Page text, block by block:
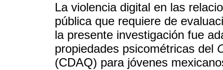
La violencia digital en las
pública que requiere de
la presente investigación fue
propiedades psicométricas del
(CDAQ) para jóvenes